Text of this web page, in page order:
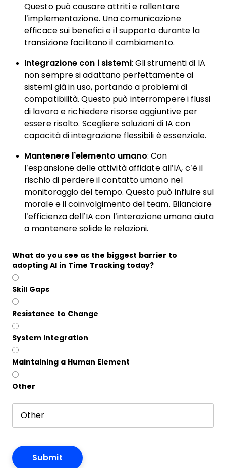
Questo può causare attriti e rallentare
l’implementazione. Una comunicazione
efficace sui benefici e il supporto durante la
transizione facilitano il cambiamento.
Integrazione con i sistemi: Gli strumenti di IA
non sempre si adattano perfettamente ai
sistemi già in uso, portando a problemi di
compatibilità. Questo può interrompere i flussi
di lavoro e richiedere risorse aggiuntive per
essere risolto. Scegliere soluzioni di IA con
capacità di integrazione flessibili è essenziale.
Mantenere l’elemento umano: Con
l’espansione delle attività affidate all’IA, c’è il
rischio di perdere il contatto umano nel
monitoraggio del tempo. Questo può influire sul
morale e il coinvolgimento del team. Bilanciare
l’efficienza dell’IA con l’interazione umana aiuta
a mantenere solide le relazioni.
What do you see as the biggest barrier to
adopting AI in Time Tracking today?
Skill Gaps
Resistance to Change
System Integration
Maintaining a Human Element
Other